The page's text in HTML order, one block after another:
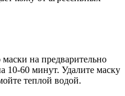
на предварительно
10-60 минут. Удалите маску
теплой водой.